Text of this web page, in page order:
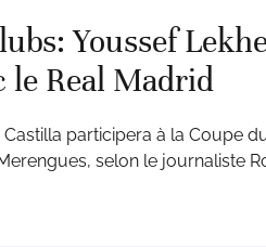
Youssef
le Real Madrid
participera à la Coupe
selon le journaliste